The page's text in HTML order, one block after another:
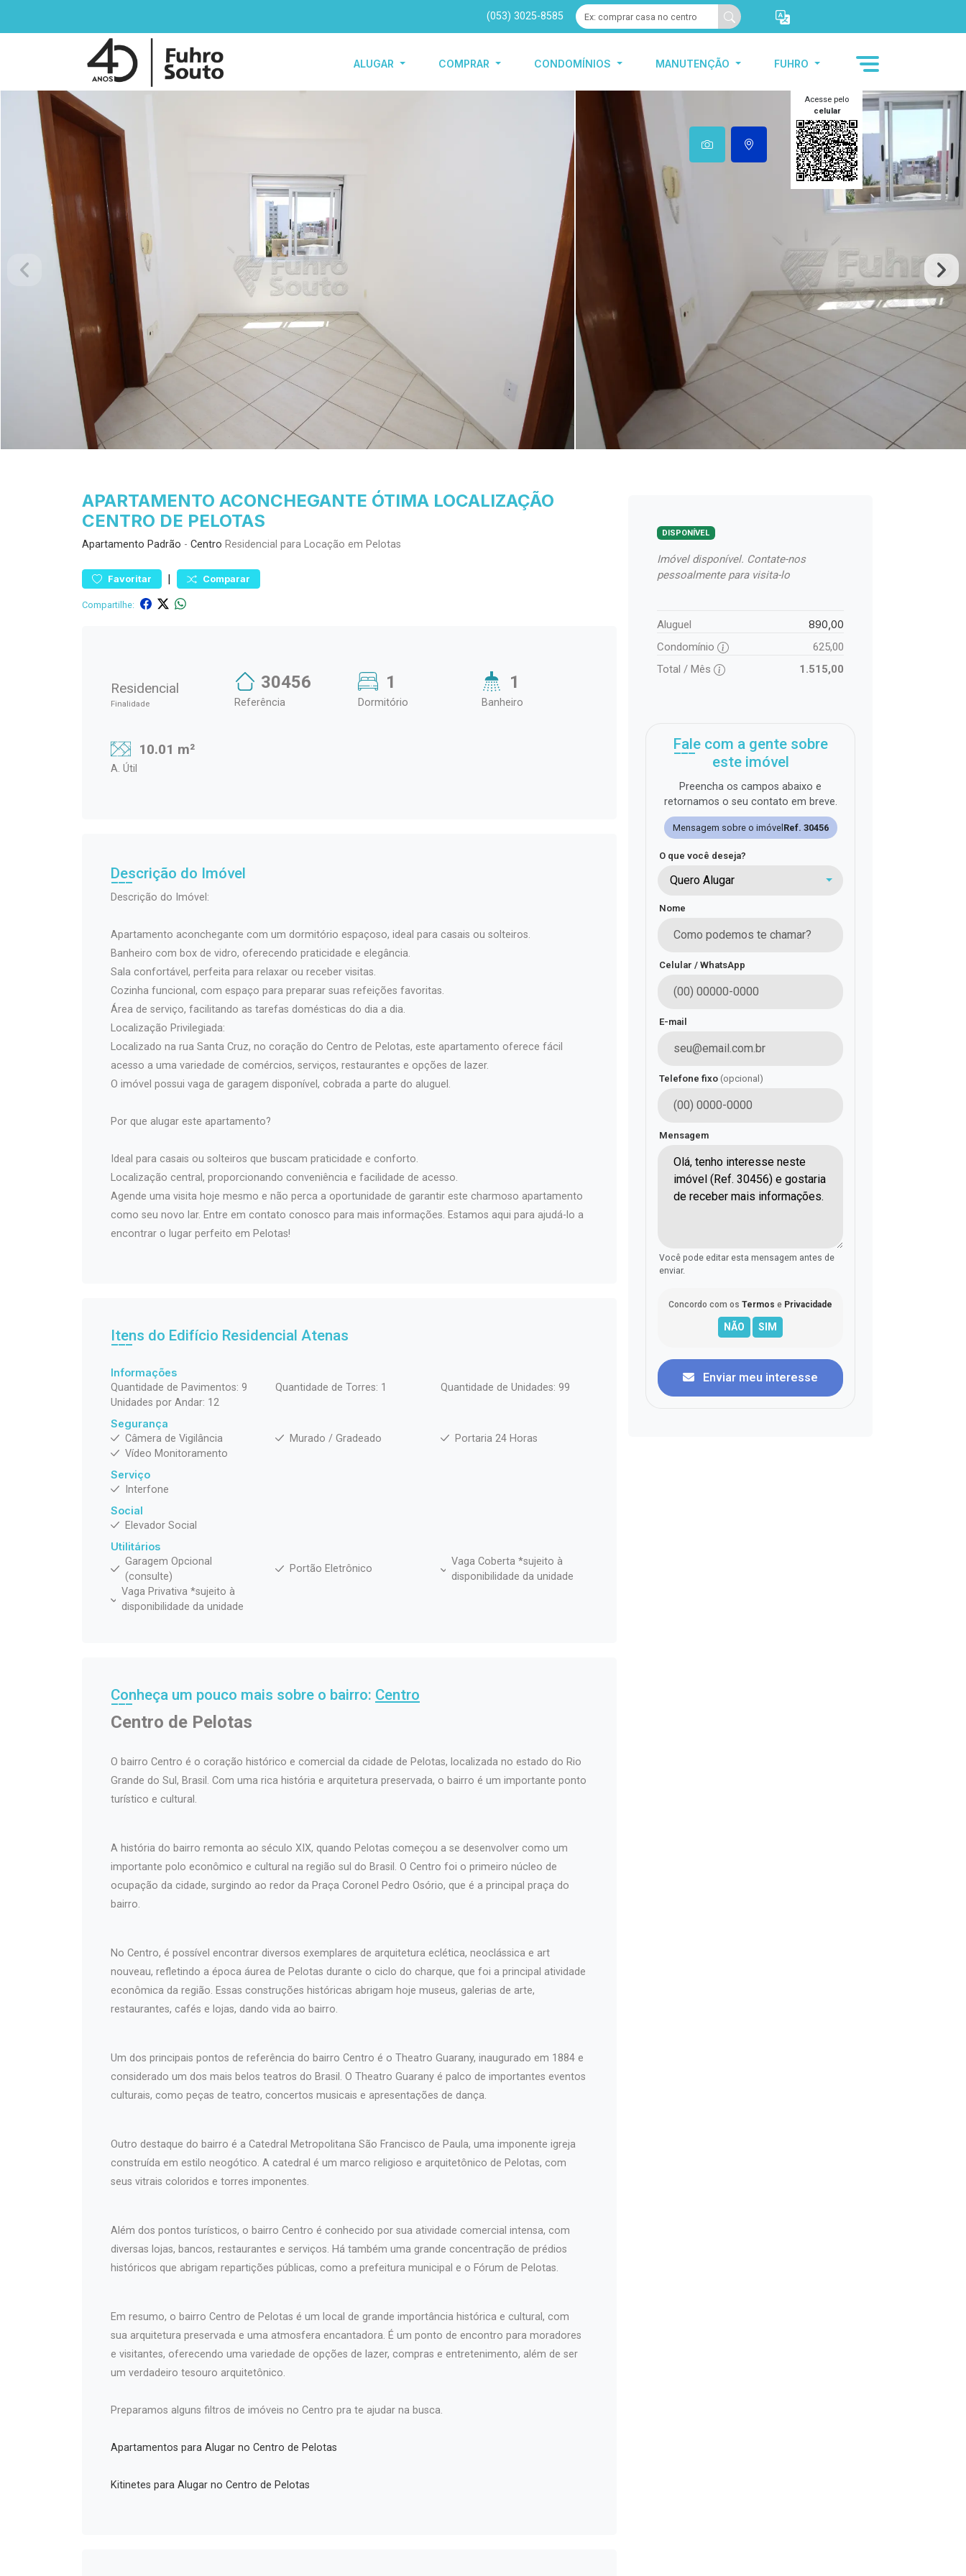
(053) 3025-8585
ALUGAR COMPRAR CONDOMÍNIOS MANUTENÇÃO FUHRO
Acesse pelo
celular
APARTAMENTO ACONCHEGANTE ÓTIMA LOCALIZAÇÃO
CENTRO DE PELOTAS
Apartamento Padrão - Centro Residencial para Locação em Pelotas
Favoritar | Comparar
Compartilhe:
Residencial
Finalidade
30456
Referência
1
Dormitório
1
Banheiro
10.01 m²
A. Útil
Descrição do Imóvel
Descrição do Imóvel:
Apartamento aconchegante com um dormitório espaçoso, ideal para casais ou solteiros.
Banheiro com box de vidro, oferecendo praticidade e elegância.
Sala confortável, perfeita para relaxar ou receber visitas.
Cozinha funcional, com espaço para preparar suas refeições favoritas.
Área de serviço, facilitando as tarefas domésticas do dia a dia.
Localização Privilegiada:
Localizado na rua Santa Cruz, no coração do Centro de Pelotas, este apartamento oferece fácil
acesso a uma variedade de comércios, serviços, restaurantes e opções de lazer.
O imóvel possui vaga de garagem disponível, cobrada a parte do aluguel.
Por que alugar este apartamento?
Ideal para casais ou solteiros que buscam praticidade e conforto.
Localização central, proporcionando conveniência e facilidade de acesso.
Agende uma visita hoje mesmo e não perca a oportunidade de garantir este charmoso apartamento
como seu novo lar. Entre em contato conosco para mais informações. Estamos aqui para ajudá-lo a
encontrar o lugar perfeito em Pelotas!
Itens do Edifício Residencial Atenas
Informações
Quantidade de Pavimentos: 9
Quantidade de Torres: 1
Quantidade de Unidades: 99
Unidades por Andar: 12
Segurança
Câmera de Vigilância
Murado / Gradeado
Portaria 24 Horas
Vídeo Monitoramento
Serviço
Interfone
Social
Elevador Social
Utilitários
Garagem Opcional
(consulte)
Portão Eletrônico
Vaga Coberta *sujeito à
disponibilidade da unidade
Vaga Privativa *sujeito à
disponibilidade da unidade
Conheça um pouco mais sobre o bairro: Centro
Centro de Pelotas
O bairro Centro é o coração histórico e comercial da cidade de Pelotas, localizada no estado do Rio
Grande do Sul, Brasil. Com uma rica história e arquitetura preservada, o bairro é um importante ponto
turístico e cultural.
A história do bairro remonta ao século XIX, quando Pelotas começou a se desenvolver como um
importante polo econômico e cultural na região sul do Brasil. O Centro foi o primeiro núcleo de
ocupação da cidade, surgindo ao redor da Praça Coronel Pedro Osório, que é a principal praça do
bairro.
No Centro, é possível encontrar diversos exemplares de arquitetura eclética, neoclássica e art
nouveau, refletindo a época áurea de Pelotas durante o ciclo do charque, que foi a principal atividade
econômica da região. Essas construções históricas abrigam hoje museus, galerias de arte,
restaurantes, cafés e lojas, dando vida ao bairro.
Um dos principais pontos de referência do bairro Centro é o Theatro Guarany, inaugurado em 1884 e
considerado um dos mais belos teatros do Brasil. O Theatro Guarany é palco de importantes eventos
culturais, como peças de teatro, concertos musicais e apresentações de dança.
Outro destaque do bairro é a Catedral Metropolitana São Francisco de Paula, uma imponente igreja
construída em estilo neogótico. A catedral é um marco religioso e arquitetônico de Pelotas, com
seus vitrais coloridos e torres imponentes.
Além dos pontos turísticos, o bairro Centro é conhecido por sua atividade comercial intensa, com
diversas lojas, bancos, restaurantes e serviços. Há também uma grande concentração de prédios
históricos que abrigam repartições públicas, como a prefeitura municipal e o Fórum de Pelotas.
Em resumo, o bairro Centro de Pelotas é um local de grande importância histórica e cultural, com
sua arquitetura preservada e uma atmosfera encantadora. É um ponto de encontro para moradores
e visitantes, oferecendo uma variedade de opções de lazer, compras e entretenimento, além de ser
um verdadeiro tesouro arquitetônico.
Preparamos alguns filtros de imóveis no Centro pra te ajudar na busca.
Apartamentos para Alugar no Centro de Pelotas
Kitinetes para Alugar no Centro de Pelotas
DISPONÍVEL
Imóvel disponível. Contate-nos
pessoalmente para visita-lo
Aluguel 890,00
Condomínio
625,00
Total / Mês
1.515,00
Fale com a gente sobre
este imóvel
Preencha os campos abaixo e
retornamos o seu contato em breve.
Mensagem sobre o imóvel Ref. 30456
O que você deseja?
Quero Alugar
Nome
Celular / WhatsApp
E-mail
Telefone fixo (opcional)
Mensagem
Você pode editar esta mensagem antes de
enviar.
Concordo com os Termos e Privacidade
Enviar meu interesse